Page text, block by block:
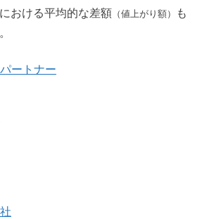
おける平均的な差額 （値上がり額）
も
ートナー